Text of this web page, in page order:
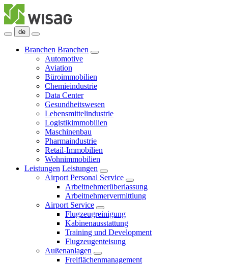
de
Branchen Branchen
Automotive
Aviation
Büroimmobilien
Chemieindustrie
Data Center
Gesundheitswesen
Lebensmittelindustrie
Logistikimmobilien
Maschinenbau
Pharmaindustrie
Retail-Immobilien
Wohnimmobilien
Leistungen Leistungen
Airport Personal Service
Arbeitnehmerüberlassung
Arbeitnehmervermittlung
Airport Service
Flugzeugreinigung
Kabinenausstattung
Training und Development
Flugzeugenteisung
Außenanlagen
Freiflächenmanagement